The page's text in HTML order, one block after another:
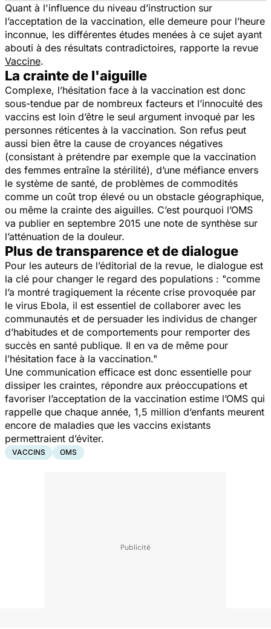
Quant à l'influence du niveau d’instruction sur
l’acceptation de la vaccination, elle demeure pour l’heure
inconnue, les différentes études menées à ce sujet ayant
abouti à des résultats contradictoires, rapporte la revue
Vaccine.
La crainte de l'aiguille
Complexe, l’hésitation face à la vaccination est donc
sous-tendue par de nombreux facteurs et l’innocuité des
vaccins est loin d’être le seul argument invoqué par les
personnes réticentes à la vaccination. Son refus peut
aussi bien être la cause de croyances négatives
(consistant à prétendre par exemple que la vaccination
des femmes entraîne la stérilité), d’une méfiance envers
le système de santé, de problèmes de commodités
comme un coût trop élevé ou un obstacle géographique,
ou même la crainte des aiguilles. C’est pourquoi l’OMS
va publier en septembre 2015 une note de synthèse sur
l’atténuation de la douleur.
Plus de transparence et de dialogue
Pour les auteurs de l’éditorial de la revue, le dialogue est
la clé pour changer le regard des populations : "comme
l’a montré tragiquement la récente crise provoquée par
le virus Ebola, il est essentiel de collaborer avec les
communautés et de persuader les individus de changer
d’habitudes et de comportements pour remporter des
succès en santé publique. Il en va de même pour
l’hésitation face à la vaccination."
Une communication efficace est donc essentielle pour
dissiper les craintes, répondre aux préoccupations et
favoriser l’acceptation de la vaccination estime l’OMS qui
rappelle que chaque année, 1,5 million d’enfants meurent
encore de maladies que les vaccins existants
permettraient d’éviter.
VACCINS OMS